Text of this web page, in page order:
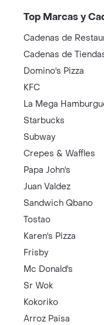
Top Marcas y
Cadenas de
Cadenas de
Domino's Pizza
KFC
La Mega
Starbucks
Subway
Crepes & Waffles
Papa John's
Juan Valdez
Sandwich Qbano
Tostao
Karen's Pizza
Frisby
Mc Donald's
Sr Wok
Kokoriko
Arroz Paisa